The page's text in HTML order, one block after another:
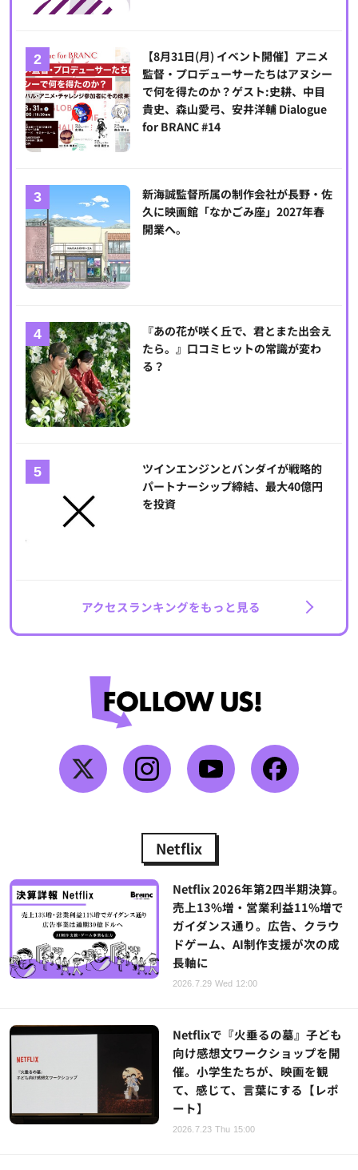
【8月31日(月) イベント開催】アニメ
監督・プロデューサーたちはアヌシー
で何を得たのか？ゲスト:史耕、中目
貴史、森山愛弓、安井洋輔 Dialogue
for BRANC #14
新海誠監督所属の制作会社が長野・佐
久に映画館「なかごみ座」2027年春
開業へ。
『あの花が咲く丘で、君とまた出会え
たら。』口コミヒットの常識が変わ
る？
ツインエンジンとバンダイが戦略的
パートナーシップ締結、最大40億円
を投資
アクセスランキングをもっと見る
Netflix
Netflix 2026年第2四半期決算。
売上13%増・営業利益11%増で
ガイダンス通り。広告、クラウ
ドゲーム、AI制作支援が次の成
長軸に
2026.7.29 Wed 12:00
Netflixで『火垂るの墓』子ども
向け感想文ワークショップを開
催。小学生たちが、映画を観
て、感じて、言葉にする【レポ
ート】
2026.7.23 Thu 15:00